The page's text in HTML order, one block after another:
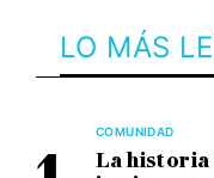
LO MÁS
COMUNIDAD
La historia